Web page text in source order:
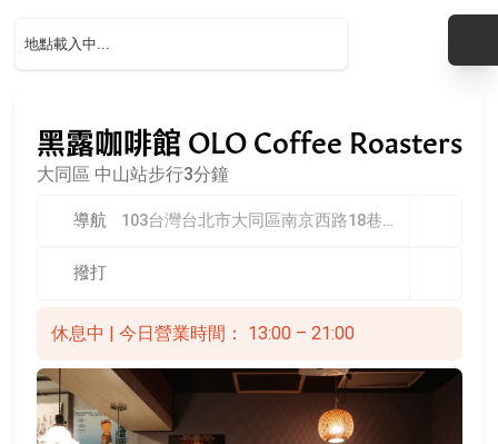
黑露咖啡館 OLO Coffee Roasters
大同區 中山站步行3分鐘
導航 103台灣台北市大同區南京西路18巷26之2號
撥打
休息中 | 今日營業時間： 13:00 – 21:00